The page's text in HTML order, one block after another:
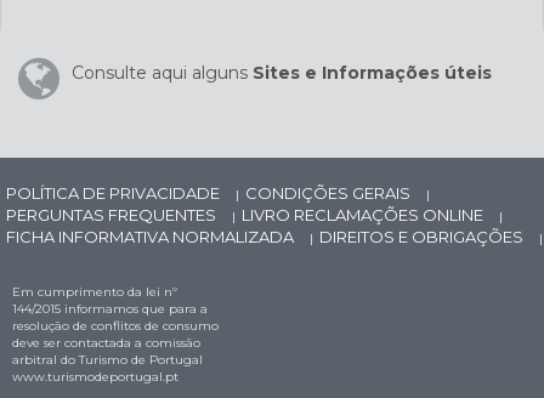
Consulte aqui alguns Sites e Informações úteis
POLÍTICA DE PRIVACIDADE | CONDIÇÕES GERAIS |
PERGUNTAS FREQUENTES | LIVRO RECLAMAÇÕES ONLINE |
FICHA INFORMATIVA NORMALIZADA | DIREITOS E OBRIGAÇÕES |
Em cumprimento da lei nº
144/2015 informamos que para a
resolução de conflitos de consumo
deve ser contactada a comissão
arbitral do Turismo de Portugal
www.turismodeportugal.pt